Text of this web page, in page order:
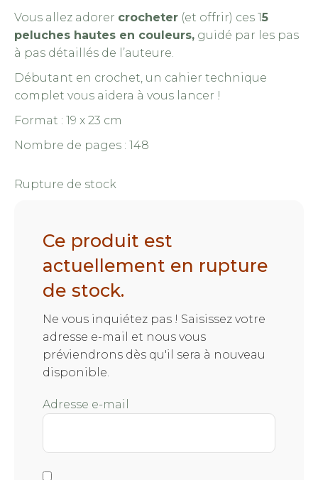
Vous allez adorer crocheter (et offrir) ces 15
peluches hautes en couleurs, guidé par les pas
à pas détaillés de l’auteure.
Débutant en crochet, un cahier technique
complet vous aidera à vous lancer !
Format : 19 x 23 cm
Nombre de pages : 148
Rupture de stock
Ce produit est
actuellement en rupture
de stock.
Ne vous inquiétez pas ! Saisissez votre
adresse e-mail et nous vous
préviendrons dès qu'il sera à nouveau
disponible.
Adresse e-mail